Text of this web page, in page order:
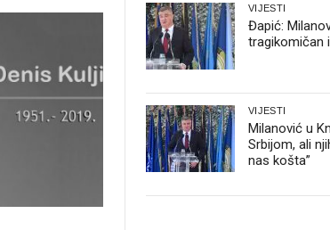
VIJESTI
Đapić:
tragikomičan
VIJESTI
Milanović u
Srbijom, ali
nas košta”